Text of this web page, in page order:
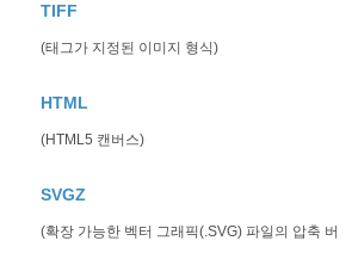
TIFF
(태그가 지정된 이미지 형식)
HTML
(HTML5 캔버스)
SVGZ
(확장 가능한 벡터 그래픽(.SVG) 파일의 압축 버